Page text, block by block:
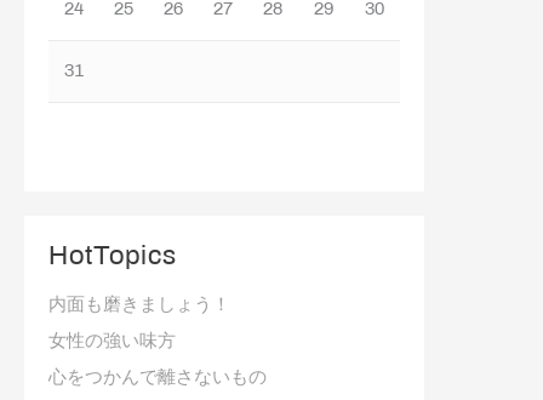
24 25 26 27 28 29 30
31
HotTopics
内面も磨きましょう！
女性の強い味方
心をつかんで離さないもの